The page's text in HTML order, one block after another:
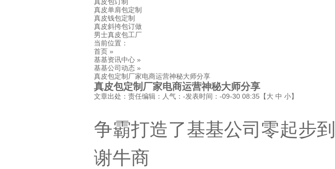
真皮包订制
真皮单肩包定制
真皮钱包定制
真皮斜挎包订做
男士真皮包工厂
当前位置：
首页 »
基基资讯中心 »
基基公司动态 »
真皮包定制厂家电商运营神秘大师分享
真皮包定制厂家电商运营神秘大师分享
文章出处：责任编辑：人气： -发表时间：-09-30 08:35【大 中 小】
争霸打造了基基公司零起步
谢牛商